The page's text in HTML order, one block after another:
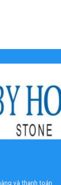
và thanh toán